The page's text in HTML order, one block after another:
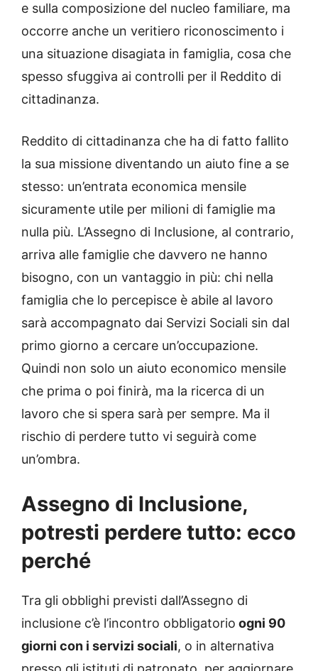
e sulla composizione del nucleo familiare, ma
occorre anche un veritiero riconoscimento i
una situazione disagiata in famiglia, cosa che
spesso sfuggiva ai controlli per il Reddito di
cittadinanza.
Reddito di cittadinanza che ha di fatto fallito
la sua missione diventando un aiuto fine a se
stesso: un’entrata economica mensile
sicuramente utile per milioni di famiglie ma
nulla più. L’Assegno di Inclusione, al contrario,
arriva alle famiglie che davvero ne hanno
bisogno, con un vantaggio in più: chi nella
famiglia che lo percepisce è abile al lavoro
sarà accompagnato dai Servizi Sociali sin dal
primo giorno a cercare un’occupazione.
Quindi non solo un aiuto economico mensile
che prima o poi finirà, ma la ricerca di un
lavoro che si spera sarà per sempre. Ma il
rischio di perdere tutto vi seguirà come
un’ombra.
Assegno di Inclusione,
potresti perdere tutto: ecco
perché
Tra gli obblighi previsti dall’Assegno di
inclusione c’è l’incontro obbligatorio ogni 90
giorni con i servizi sociali, o in alternativa